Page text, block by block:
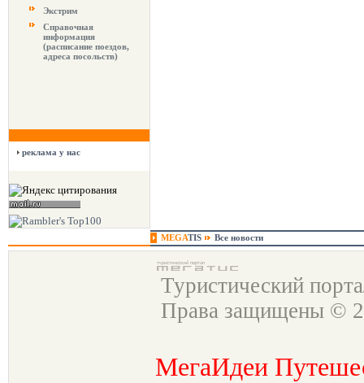
Экстрим
Справочная
информация
(расписание поездов,
адреса посольств)
реклама у нас
MEGATIS Все новости
Туристический
Права защищены ©
МегаИдеи